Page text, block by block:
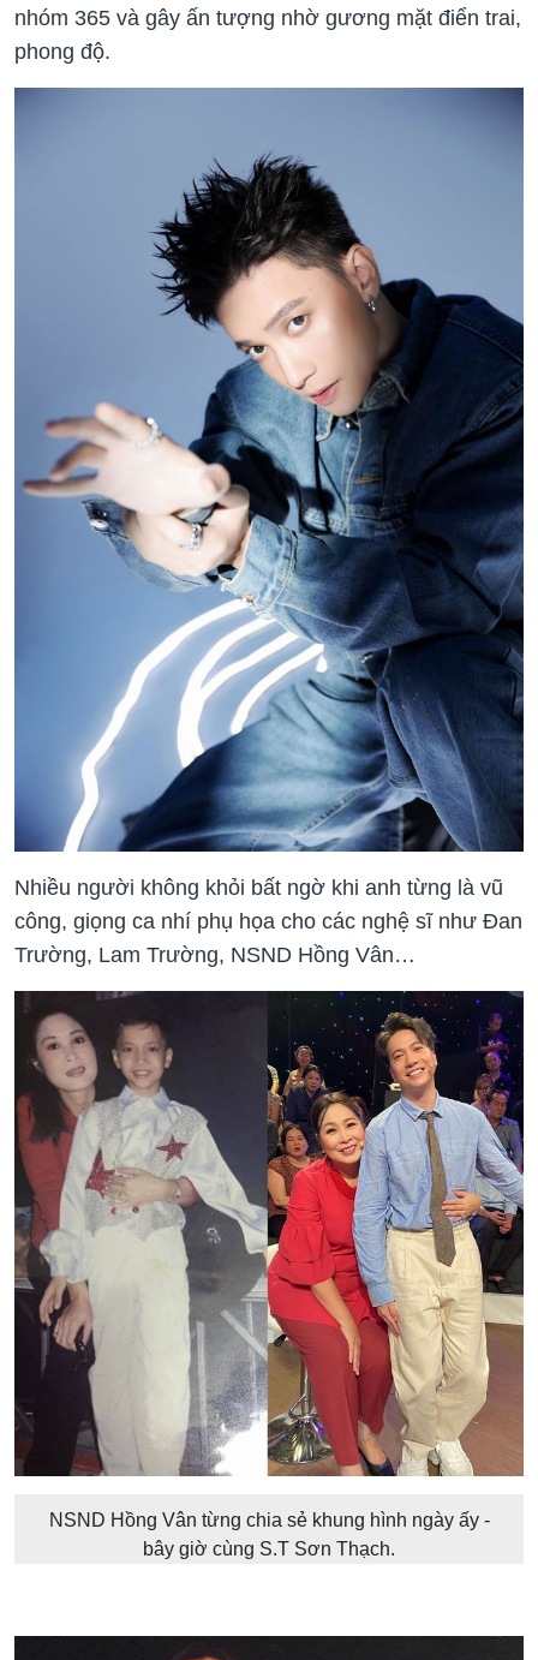
nhóm 365 và gây ấn tượng nhờ gương mặt điển trai,
phong độ.
Nhiều người không khỏi bất ngờ khi anh từng là vũ
công, giọng ca nhí phụ họa cho các nghệ sĩ như Đan
Trường, Lam Trường, NSND Hồng Vân…
NSND Hồng Vân từng chia sẻ khung hình ngày ấy -
bây giờ cùng S.T Sơn Thạch.